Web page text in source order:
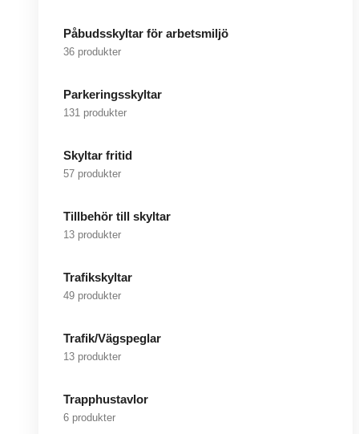
Påbudsskyltar för arbetsmiljö
36 produkter
Parkeringsskyltar
131 produkter
Skyltar fritid
57 produkter
Tillbehör till skyltar
13 produkter
Trafikskyltar
49 produkter
Trafik/Vägspeglar
13 produkter
Trapphustavlor
6 produkter